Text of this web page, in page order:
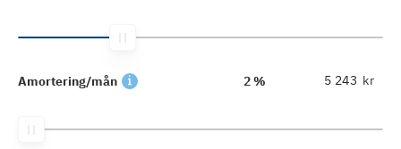
Amortering/mån 2 % kr